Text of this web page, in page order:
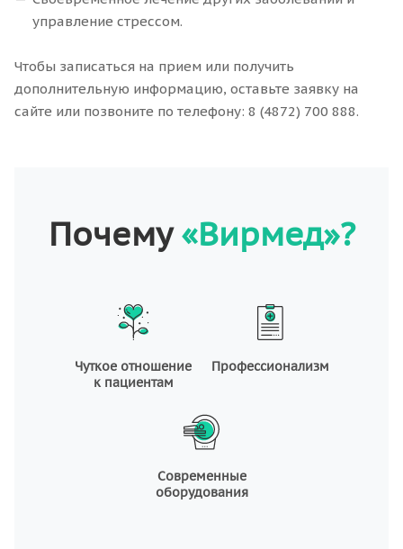
управление стрессом.
Чтобы записаться на прием или получить
дополнительную информацию, оставьте заявку на
сайте или позвоните по телефону: 8 (4872) 700 888.
Почему«Вирмед»?
Чуткое отношение
к пациентам
Профессионализм
Современные
оборудования